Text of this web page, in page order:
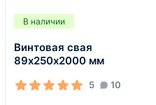
В наличии
Винтовая свая
89х250х2000 мм
5 10